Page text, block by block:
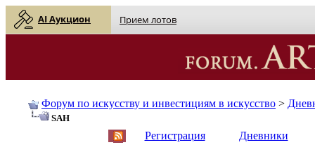
AI Аукцион Прием лотов
Форум по искусству и инвестициям в искусство >
SAH
Регистрация Дневники